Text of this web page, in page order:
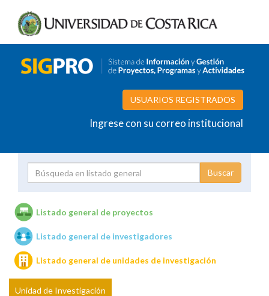
USUARIOS REGISTRADOS
Ingrese con su correo institucional
Unidades de investigación
Listado general de proyectos
Listado general de investigadores
Listado general de unidades de investigación
Unidad de Investigación